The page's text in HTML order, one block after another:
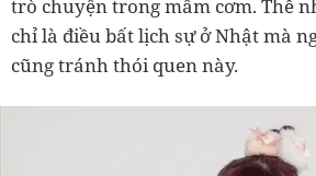
trò chuyện trong mâm cơm. Thế
chỉ là điều bất lịch sự ở Nhật mà
cũng tránh thói quen này.